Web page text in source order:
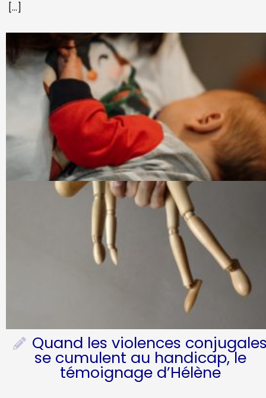
[…]
Quand les violences
se cumulent au handicap, le
témoignage d’Hélène